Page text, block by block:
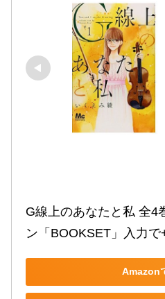
G線上のあなたと私 全4
ン「BOOKSET」入力
Amazon